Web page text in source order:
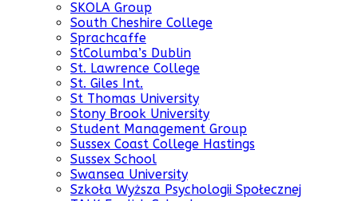
SKOLA Group
South Cheshire College
Sprachcaffe
StColumba’s Dublin
St. Lawrence College
St. Giles Int.
St Thomas University
Stony Brook University
Student Management Group
Sussex Coast College Hastings
Sussex School
Swansea University
Szkoła Wyższa Psychologii Społecznej